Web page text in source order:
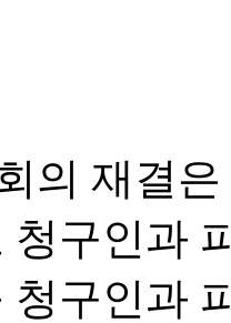
의 재결
청구인과
청구인과